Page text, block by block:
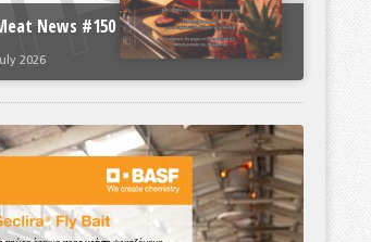
News #150
2026